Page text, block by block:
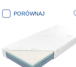
PORÓWNAJ